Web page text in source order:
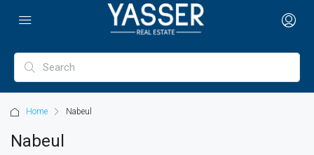
Home Nabeul
Nabeul